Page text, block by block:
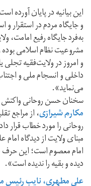
این بیانیه در پایان
و جایگاه مردم در استقرار
به‌فرد جایگاه رفیع امامت،
مشروعیت نظام اسلامی بوده
و امروز در ولایت‌فقیه
داخلی و انسجام ملی و
می‌نماید».
سخنان حسن روحانی واکنش
مکارم شیرازی، از مراجع
روحانی را مورد خطاب
مبنای ولایت از دیدگاه
امام معصوم است؛ این
دیده و بقیه را ندیده است».